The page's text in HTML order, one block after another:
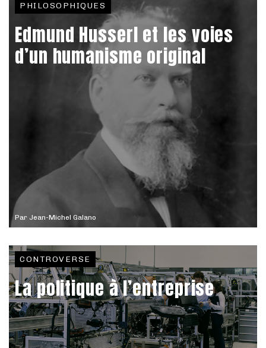
Par Jean-Michel Galano
PHILOSOPHIQUES
Edmund Husserl et les voies
d’un humanisme original
CONTROVERSE
La politique à l’entreprise